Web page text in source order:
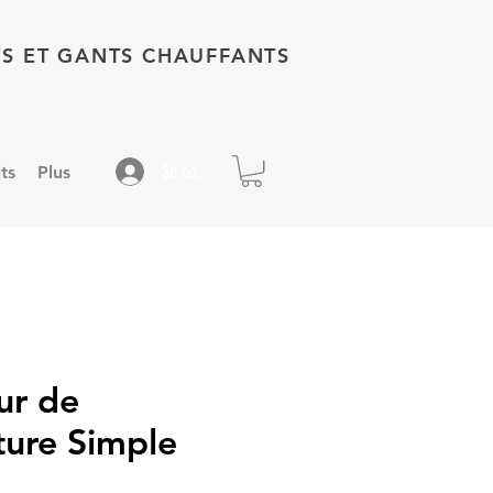
ET GANTS CHAUFFANTS
Plus Se connecter
de
Simple